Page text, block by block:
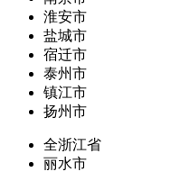
淮安市
盐城市
宿迁市
泰州市
镇江市
扬州市
全浙江省
丽水市